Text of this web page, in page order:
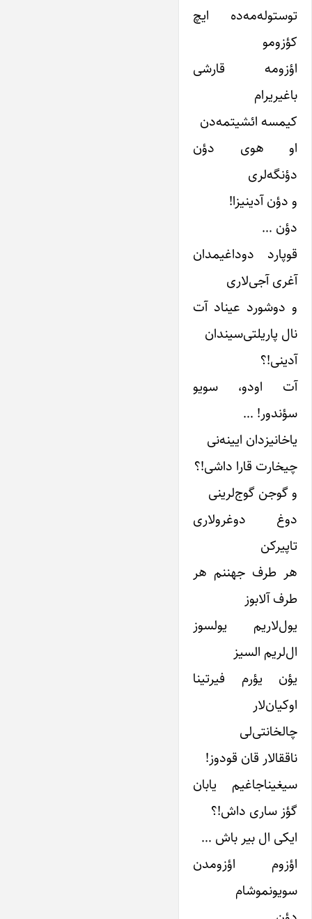
توستوله‌مه‌ده ایچ
کؤزومو
اؤزومه قارشی
باغیریرام
کیمسه ائشیتمه‌دن
او هوی دؤن
دؤنگه‌لری
و دؤن آدینیزا!
دؤن …
قوپارد دوداغیمدان
آغری آجی‌لاری
و دوشورد عیناد آت
نال پاریلتی‌سیندان
آدینی!؟
آت اودو، سویو
سؤندور! …
یاخانیزدان ایینه‌نی
چیخارت قارا داشی!؟
و گوجن گوج‌لرینی
دوغ دوغرولاری
تاپیرکن
هر طرف جهننم هر
طرف آلابوز
یول‌لاریم یولسوز
ال‌لریم السیز
یؤن یؤرم فیرتینا
اوکیان‌لار
چالخانتی‌لی
ناققالار قان قودوز!
سیغیناجاغیم یابان
گؤز ساری داش!؟
ایکی ال بیر باش …
اؤزوم اؤزومدن
سویونموشام